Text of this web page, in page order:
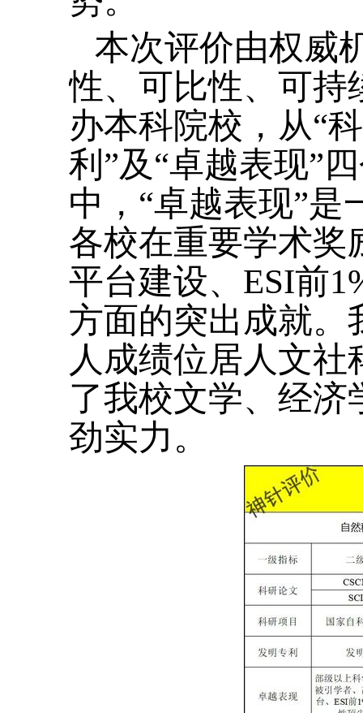
本次评价由权威
性、可比性、可持
办本科院校，从“
利”及“卓越表现”
中，“卓越表现”
各校在重要学术奖
平台建设、ESI前
方面的突出成就。
人成绩位居人文
了我校文学、经济
劲实力。